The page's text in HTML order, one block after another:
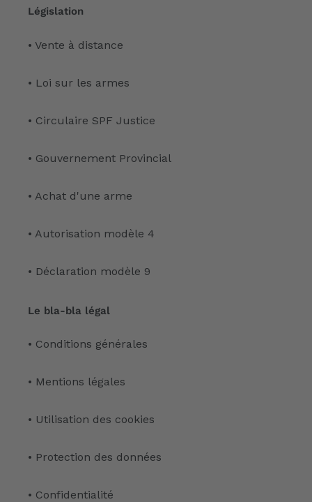
Législation
• Vente à distance
• Loi sur les armes
• Circulaire SPF Justice
• Gouvernement Provincial
• Achat d'une arme
• Autorisation modèle 4
• Déclaration modèle 9
Le bla-bla légal
• Conditions générales
• Mentions légales
• Utilisation des cookies
• Protection des données
• Confidentialité